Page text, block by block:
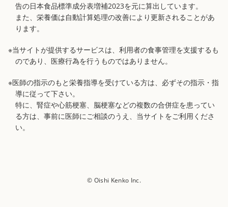
告の日本食品標準成分表増補2023を元に算出しています。
また、栄養価は自動計算処理の改善により更新されることがあ
ります。
※当サイトが提供するサービスは、利用者の食事管理を支援するも
のであり、医療行為を行うものではありません。
※医師の指示のもと栄養指導を受けている方は、必ずその指示・指
導に従って下さい。
特に、腎症や心筋梗塞、脳梗塞などの複数の合併症を患ってい
る方は、事前に医師にご相談のうえ、当サイトをご利用くださ
い。
© Oishi Kenko Inc.